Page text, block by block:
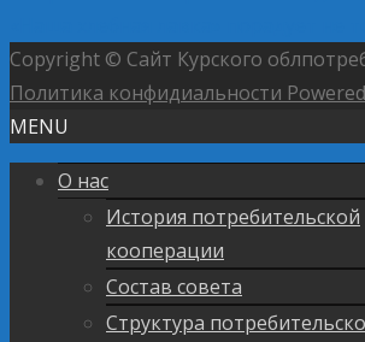
Copyright © Сайт Курского
Политика конфидиальности
MENU
О нас
История потребительской
кооперации
Состав совета
Структура